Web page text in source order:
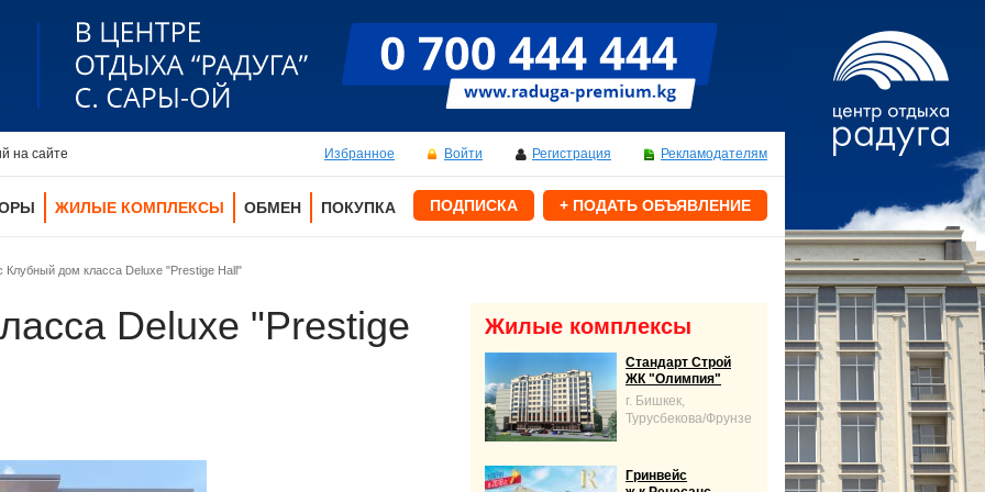
на сайте Избранное Войти Регистрация Рекламодателям
ЖИЛЫЕ КОМПЛЕКСЫ ОБМЕН ПОКУПКА ПОДПИСКА + ПОДАТЬ ОБЪЯВЛЕНИЕ
Клубный дом класса Deluxe "Prestige Hall"
Deluxe "Prestige
Жилые комплексы
Стандарт Строй
ЖК "Олимпия"
г. Бишкек,
Турусбекова/Фрунзе
Гринвейс